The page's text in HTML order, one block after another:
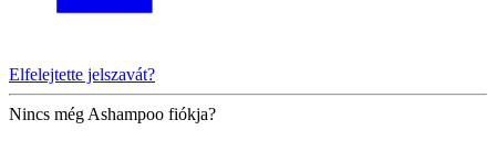
Elfelejtette jelszavát?
Nincs még Ashampoo fiókja?